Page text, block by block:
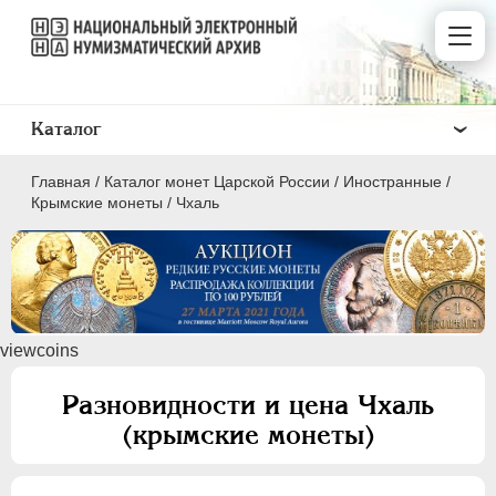
Главная / Каталог монет Царской России / Иностранные /
Крымские монеты / Чхаль
viewcoins
Разновидности и цена Чхаль
(крымские монеты)
Каталог
ПEТР I 1699 - 1725
ЕКАТЕРИНА I
АННА ИОАННОВНА 1730-1740
ИОАНН АНТОНОВИЧ 1740-1741